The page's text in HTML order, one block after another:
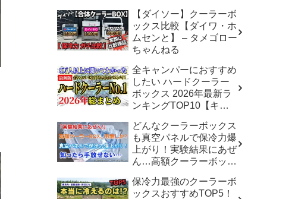
【ダイソー】クーラーボ
ックス比較【ダイワ・ホ
ムセンと】 – タメゴロー
ちゃんねる
全キャンパーにおすすめ
したい ハードクーラー
ボックス 2026年最新ラ
ンキングTOP10【キャ
アウトドア】 – ヤミツキ
ソロキャンプ
どんなクーラーボックス
も真空パネルで保冷力爆
上がり！実験結果にあぜ
ん…高額クーラーボック
こだわりチャンネル
保冷力最強のクーラーボ
ックスおすすめTOP5！